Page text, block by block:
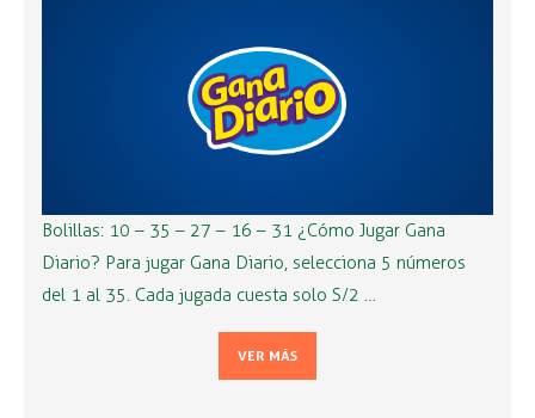
Bolillas: 10 – 35 – 27 – 16 – 31 ¿Cómo Jugar Gana
Diario? Para jugar Gana Diario, selecciona 5 números
del 1 al 35. Cada jugada cuesta solo S/2 …
VER MÁS